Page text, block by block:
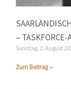
–
Sonntag, 2. August
Zum Beitrag »